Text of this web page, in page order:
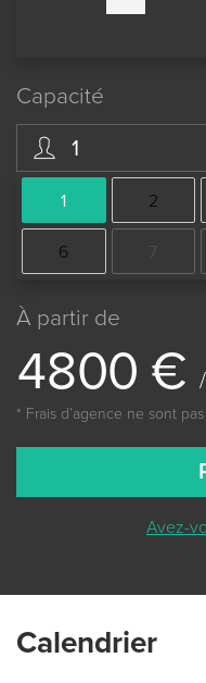
Capacité
1
1 2
6 7
À partir de
4800 €
* Frais dʼagence ne sont
Avez-
Сalendrier